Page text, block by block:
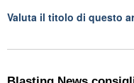
Valuta il titolo di questo